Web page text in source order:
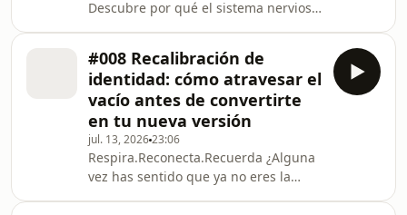
Descubre por qué el sistema nervioso
neuronales para dejar de repetir los
mismos patrones. ¿Por qué vuelves a
relaciones, decisiones o hábitos que
sabes que ya no son para ti? En este
episodio exploramos cómo el sistema
nervioso, la neuroplasticidad y la
identidad influyen en la repetición de
patrones.
#008 Recalibración de
identidad: cómo atravesar el
vacío antes de convertirte
en tu nueva versión
jul. 13, 202623:06
Respira.Reconecta.Recuerda ¿Alguna
vez has sentido que ya no eres la